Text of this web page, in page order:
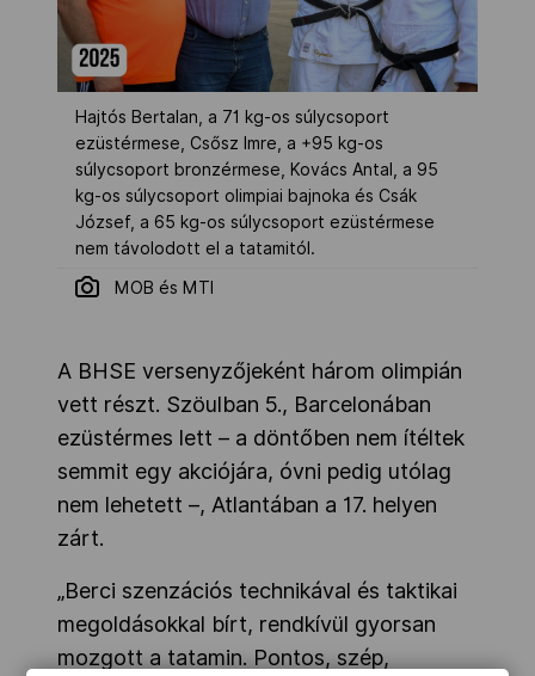
Hajtós Bertalan, a 71 kg-os súlycsoport
ezüstérmese, Csősz Imre, a +95 kg-os
súlycsoport bronzérmese, Kovács Antal, a 95
kg-os súlycsoport olimpiai bajnoka és Csák
József, a 65 kg-os súlycsoport ezüstérmese
nem távolodott el a tatamitól.
MOB és MTI
A BHSE versenyzőjeként három olimpián
vett részt. Szöulban 5., Barcelonában
ezüstérmes lett – a döntőben nem ítéltek
semmit egy akciójára, óvni pedig utólag
nem lehetett –, Atlantában a 17. helyen
zárt.
„Berci szenzációs technikával és taktikai
megoldásokkal bírt, rendkívül gyorsan
mozgott a tatamin. Pontos, szép,